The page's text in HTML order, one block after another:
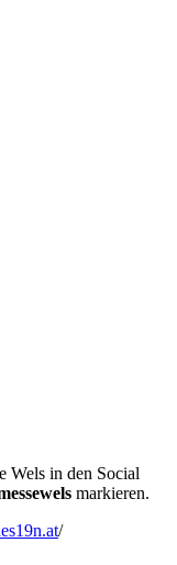
Wels in den Social
markieren.
/